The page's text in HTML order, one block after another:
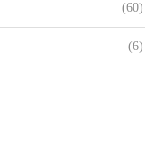
(60)
(6)